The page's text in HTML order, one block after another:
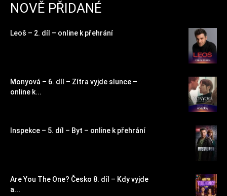
NOVĚ PŘIDANÉ
Leoš – 2. díl – online k přehrání
Monyová – 6. díl – Zítra vyjde slunce –
online k...
Inspekce – 5. díl – Byt – online k přehrání
Are You The One? Česko 8. díl – Kdy vyjde
a...